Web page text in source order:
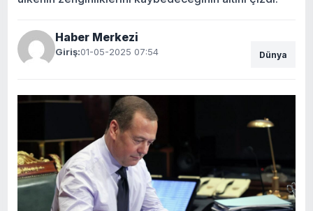
Haber Merkezi
Giriş:01-05-2025 07:54 Dünya